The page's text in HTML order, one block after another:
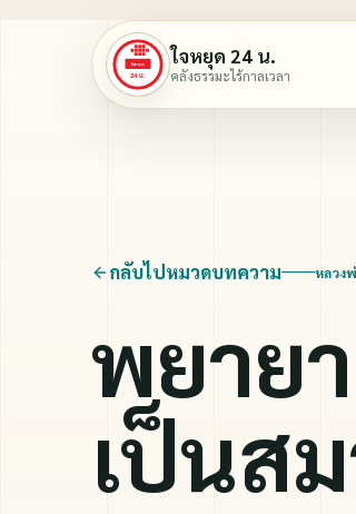
ใจหยุด 24 น.
คลังธรรมะไร้กาลเวลา
กลับไปหมวดบทความ หลวง
พยาย
เป็นส